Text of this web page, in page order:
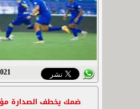
22/
ضمك يخطف الصدارة